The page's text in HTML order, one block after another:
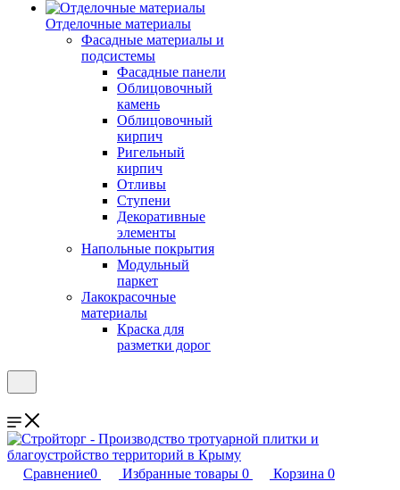
Отделочные материалы
Фасадные материалы и
подсистемы
Фасадные панели
Облицовочный
камень
Облицовочный
кирпич
Ригельный
кирпич
Отливы
Ступени
Декоративные
элементы
Напольные покрытия
Модульный
паркет
Лакокрасочные
материалы
Краска для
разметки дорог
Сравнение0 Избранные товары 0 Корзина 0